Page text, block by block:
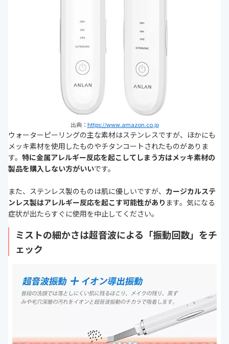
出典： https://www.amazon.co.jp
ウォーターピーリングの主な素材はステンレスですが、ほかにも
メッキ素材を使用したものやチタンコートされたものがありま
す。 特に金属アレルギー反応を起こしてしまう方はメッキ素材の
製品を購入しない方がいいです。
また、ステンレス製のものは肌に優しいですが、 カージカルステ
ンレス製はアレルギー反応を起こす可能性があり ます。気になる
症状が出たらすぐに使用を中止してください。
ミストの細かさは超音波による「振動回数」をチ
ェック